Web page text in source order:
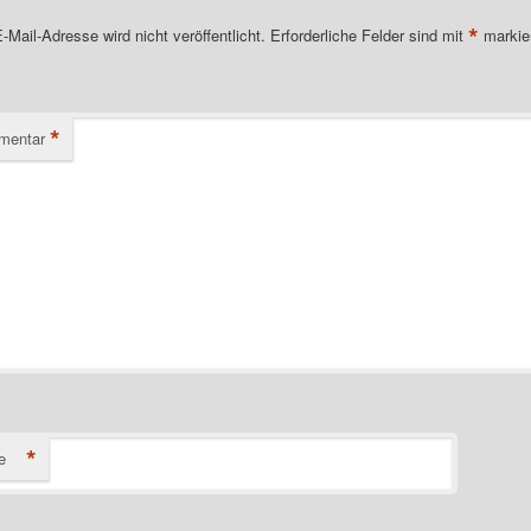
Mail-Adresse wird nicht veröffentlicht. Erforderliche Felder sind mit *
*
*